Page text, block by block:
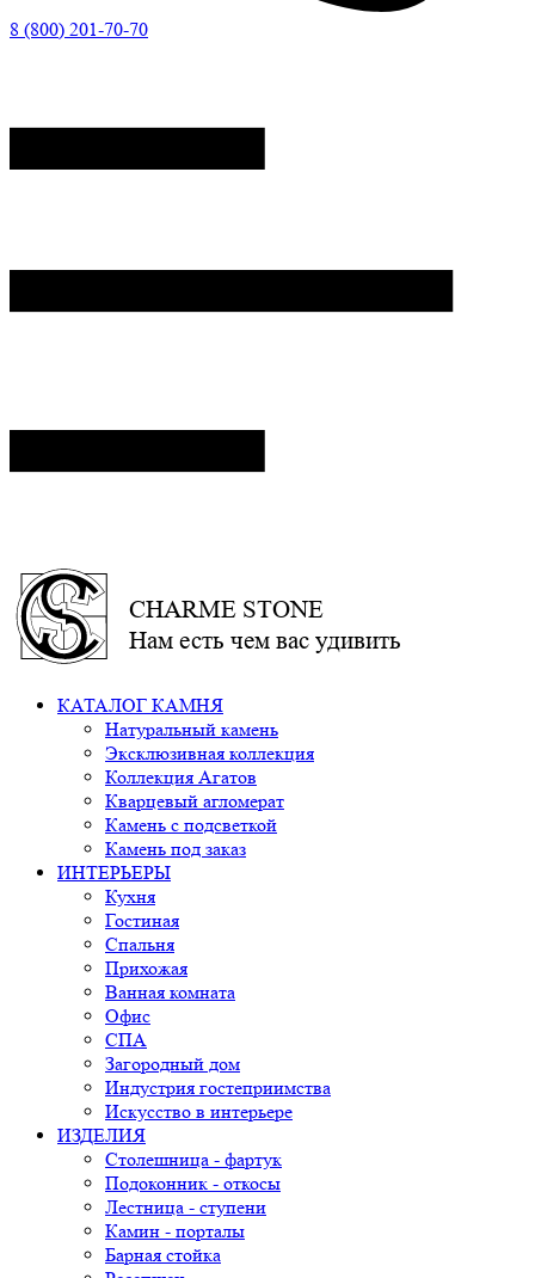
8 (800) 201-70-70
CHARME STONE
Нам есть чем вас удивить
КАТАЛОГ КАМНЯ
Натуральный камень
Эксклюзивная коллекция
Коллекция Агатов
Кварцевый агломерат
Камень с подсветкой
Камень под заказ
ИНТЕРЬЕРЫ
Кухня
Гостиная
Спальня
Прихожая
Ванная комната
Офис
СПА
Загородный дом
Индустрия гостеприимства
Искусство в интерьере
ИЗДЕЛИЯ
Столешница - фартук
Подоконник - откосы
Лестница - ступени
Камин - порталы
Барная стойка